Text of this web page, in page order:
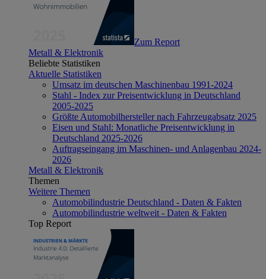
Zum Report
Metall & Elektronik
Beliebte Statistiken
Aktuelle Statistiken
Umsatz im deutschen Maschinenbau 1991-2024
Stahl - Index zur Preisentwicklung in Deutschland
2005-2025
Größte Automobilhersteller nach Fahrzeugabsatz 2025
Eisen und Stahl: Monatliche Preisentwicklung in
Deutschland 2025-2026
Auftragseingang im Maschinen- und Anlagenbau 2024-
2026
Metall & Elektronik
Themen
Weitere Themen
Automobilindustrie Deutschland - Daten & Fakten
Automobilindustrie weltweit - Daten & Fakten
Top Report